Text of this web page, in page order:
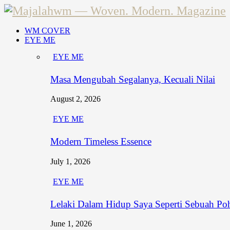
WM COVER
EYE ME
EYE ME
Masa Mengubah Segalanya, Kecuali Nilai
August 2, 2026
EYE ME
Modern Timeless Essence
July 1, 2026
EYE ME
Lelaki Dalam Hidup Saya Seperti Sebuah
June 1, 2026